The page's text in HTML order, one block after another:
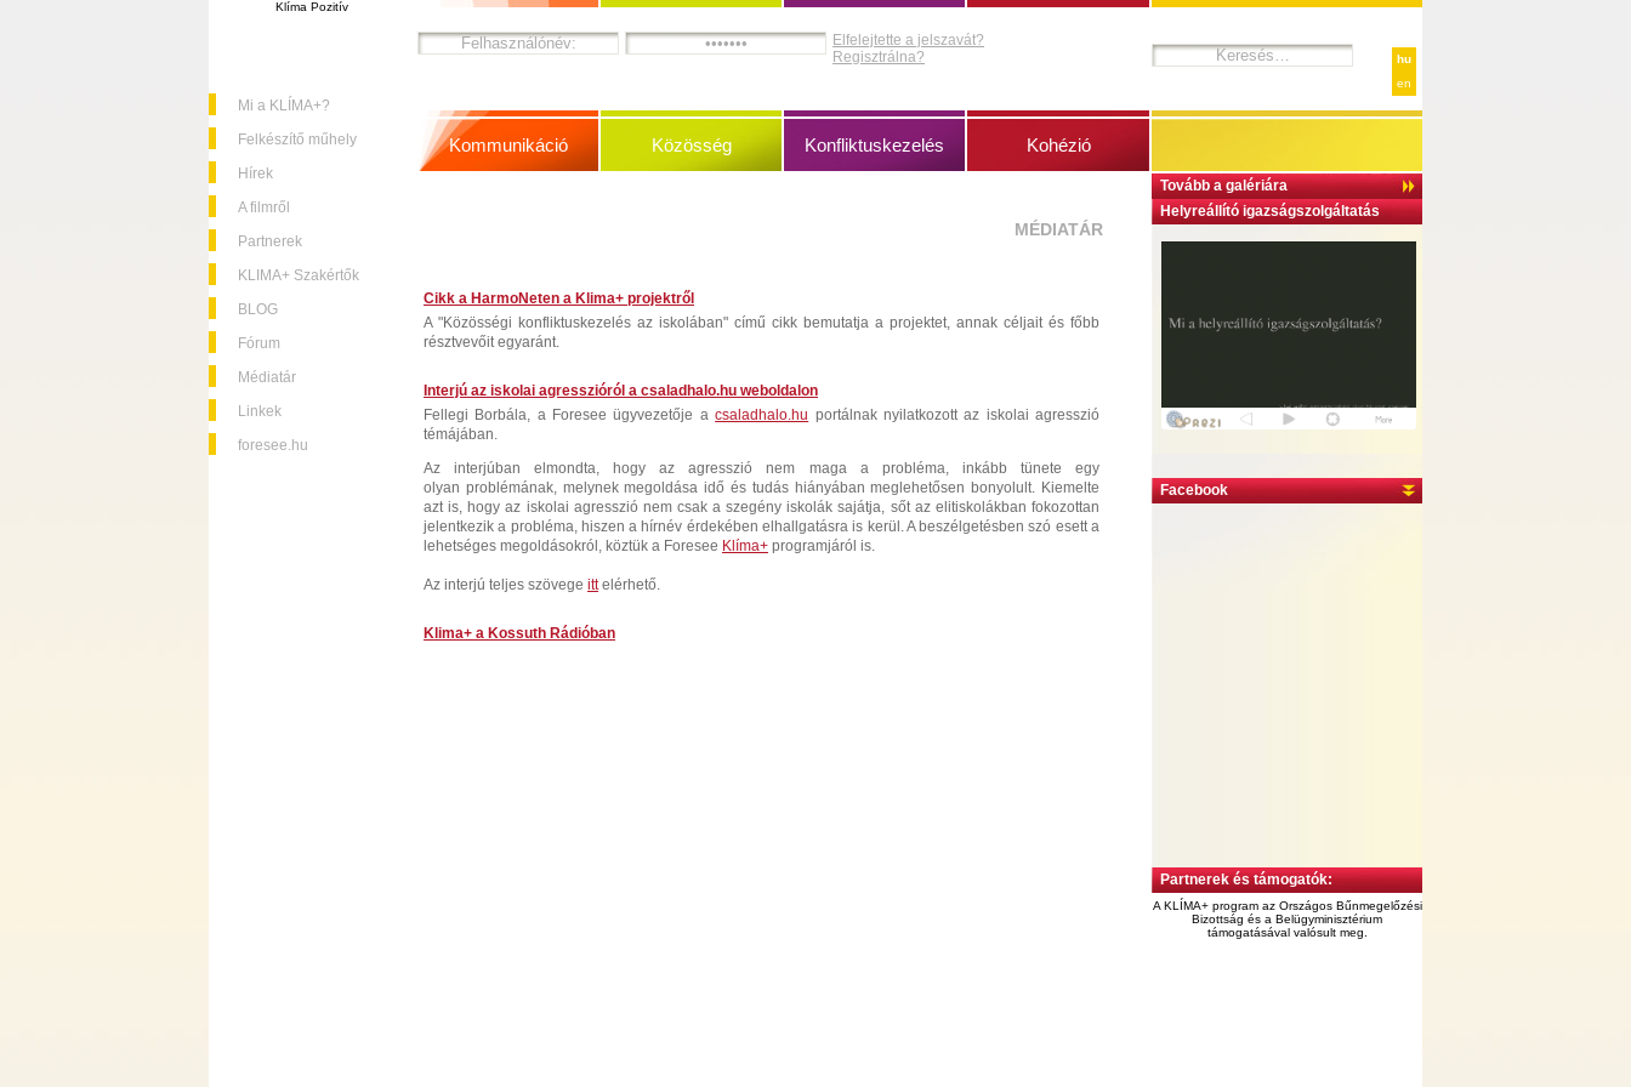
Klíma Pozitív
Mi a KLÍMA+?
Felkészítő műhely
Hírek
A filmről
Partnerek
KLIMA+ Szakértők
BLOG
Fórum
Médiatár
Linkek
foresee.hu
hu
en
Tovább a galériára
Helyreállító igazságszolgáltatás
Facebook
Partnerek és támogatók:
A KLÍMA+ program az Országos Bűnmegelőzési
Bizottság és a Belügyminisztérium
támogatásával valósult meg.
Elfelejtette a jelszavát?
Regisztrálna?
Kommunikáció Közösség Konfliktuskezelés Kohézió
MÉDIATÁR
Cikk a HarmoNeten a Klima+ projektről
A "Közösségi konfliktuskezelés az iskolában" című cikk bemutatja a projektet, annak céljait és főbb
résztvevőit egyaránt.
Interjú az iskolai agresszióról a csaladhalo.hu weboldalon
Fellegi Borbála, a Foresee ügyvezetője acsaladhalo.hu portálnak nyilatkozott az iskolai agresszió
témájában.
Az interjúban elmondta, hogy az agresszió nem maga a probléma, inkább tünete egy
olyan problémának, melynek megoldása idő és tudás hiányában meglehetősen bonyolult. Kiemelte
azt is, hogy az iskolai agresszió nem csak a szegény iskolák sajátja, sőt az elitiskolákban fokozottan
jelentkezik a probléma, hiszen a hírnév érdekében elhallgatásra is kerül. A beszélgetésben szó esett a
lehetséges megoldásokról, köztük a Foresee Klíma+ programjáról is.
Az interjú teljes szövege ittelérhető.
Klima+ a Kossuth Rádióban